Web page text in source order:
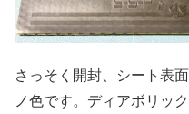
さっそく開封、シート表
ノ色です。ディアボリッ